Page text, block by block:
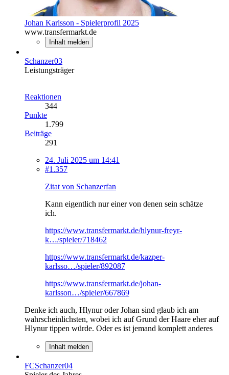
Johan Karlsson - Spielerprofil 2025
www.transfermarkt.de
Inhalt melden
Schanzer03
Leistungsträger
Reaktionen
344
Punkte
1.799
Beiträge
291
24. Juli 2025 um 14:41
#1.357
Zitat von Schanzerfan
Kann eigentlich nur einer von denen sein schätze
ich.
https://www.transfermarkt.de/hlynur-freyr-
k…/spieler/718462
https://www.transfermarkt.de/kazper-
karlsso…/spieler/892087
https://www.transfermarkt.de/johan-
karlsson…/spieler/667869
Denke ich auch, Hlynur oder Johan sind glaub ich am
wahrscheinlichsten, wobei ich auf Grund der Haare eher auf
Hlynur tippen würde. Oder es ist jemand komplett anderes
Inhalt melden
FCSchanzer04